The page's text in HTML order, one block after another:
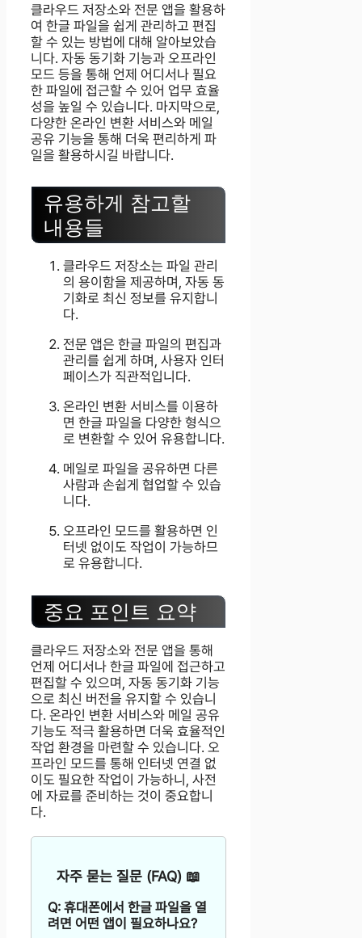
클라우드 저장소와 전문 앱을 활용하
여 한글 파일을 쉽게 관리하고 편집
할 수 있는 방법에 대해 알아보았습
니다. 자동 동기화 기능과 오프라인
모드 등을 통해 언제 어디서나 필요
한 파일에 접근할 수 있어 업무 효율
성을 높일 수 있습니다. 마지막으로,
다양한 온라인 변환 서비스와 메일
공유 기능을 통해 더욱 편리하게 파
일을 활용하시길 바랍니다.
유용하게 참고할
내용들
클라우드 저장소는 파일 관리
의 용이함을 제공하며, 자동 동
기화로 최신 정보를 유지합니
다.
전문 앱은 한글 파일의 편집과
관리를 쉽게 하며, 사용자 인터
페이스가 직관적입니다.
온라인 변환 서비스를 이용하
면 한글 파일을 다양한 형식으
로 변환할 수 있어 유용합니다.
메일로 파일을 공유하면 다른
사람과 손쉽게 협업할 수 있습
니다.
오프라인 모드를 활용하면 인
터넷 없이도 작업이 가능하므
로 유용합니다.
중요 포인트 요약
클라우드 저장소와 전문 앱을 통해
언제 어디서나 한글 파일에 접근하고
편집할 수 있으며, 자동 동기화 기능
으로 최신 버전을 유지할 수 있습니
다. 온라인 변환 서비스와 메일 공유
기능도 적극 활용하면 더욱 효율적인
작업 환경을 마련할 수 있습니다. 오
프라인 모드를 통해 인터넷 연결 없
이도 필요한 작업이 가능하니, 사전
에 자료를 준비하는 것이 중요합니
다.
자주 묻는 질문 (FAQ) 📖
Q: 휴대폰에서 한글 파일을 열
려면 어떤 앱이 필요하나요?